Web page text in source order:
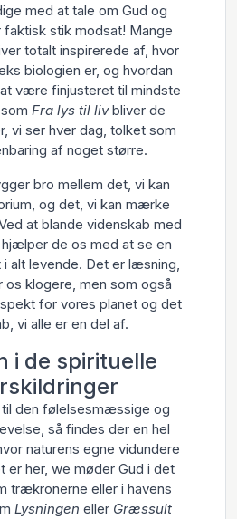
med at tale om Gud og
faktisk stik modsat! Mange
totalt inspirerede af, hvor
biologien er, og hvordan
være finjusteret til mindste
Fra lys til livbliver de
vi ser hver dag, tolket som
af noget større.
bro mellem det, vi kan
og det, vi kan mærke
at blande videnskab med
de os med at se en
alt levende. Det er læsning,
os klogere, men som også
for vores planet og det
vi alle er en del af.
i de spirituelle
til den følelsesmæssige og
så findes der en hel
naturens egne vidundere
er her, we møder Gud i det
trækronerne eller i havens
Lysningen eller Græssult